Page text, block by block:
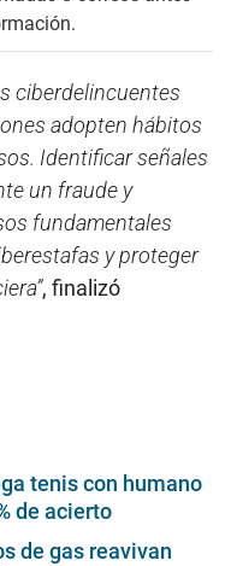
ciberdelincuentes
adopten hábitos
Identificar señales
un fraude y
fundamentales
y proteger
, finalizó
tenis con humano
de acierto
de gas reavivan